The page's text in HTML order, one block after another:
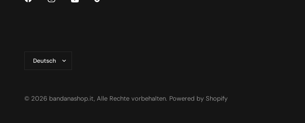
aktualisieren
© 2026 bandanashop.it, Alle Rechte vorbehalten. Powered by Shopify